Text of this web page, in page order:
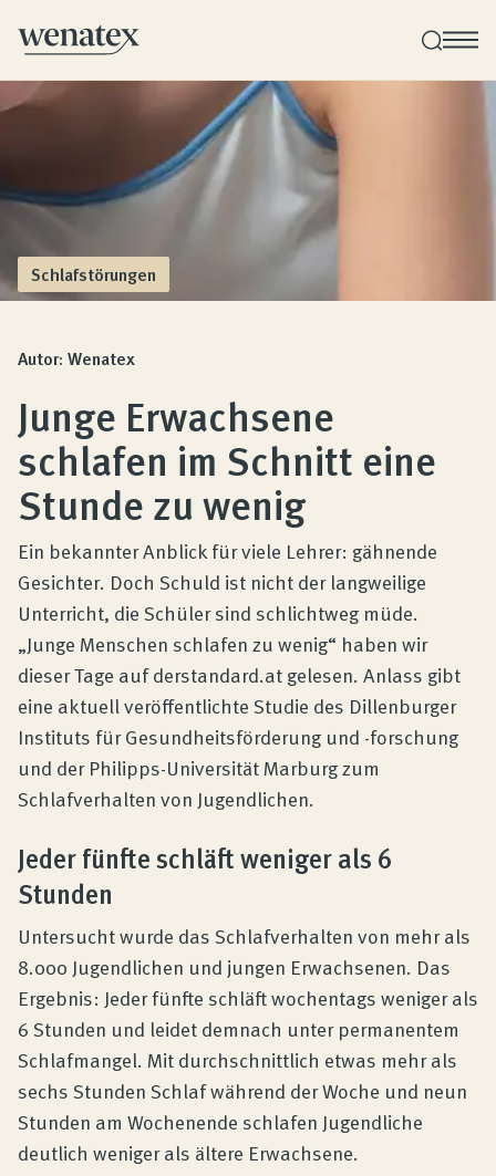
Wenatex Schlafberatung
Produktberatung zu Hause, im Store oder online!
Produkte
Qualität und Garantie
Kundenbewertungen
Produktberatung
Unternehmen
Kontakt
Magazin
Schlafstörungen
Autor: Wenatex
Junge Erwachsene
schlafen im Schnitt eine
Stunde zu wenig
Ein bekannter Anblick für viele Lehrer: gähnende
Gesichter. Doch Schuld ist nicht der langweilige
Unterricht, die Schüler sind schlichtweg müde.
„Junge Menschen schlafen zu wenig“ haben wir
dieser Tage auf derstandard.at gelesen. Anlass gibt
eine aktuell veröffentlichte Studie des Dillenburger
Instituts für Gesundheitsförderung und -forschung
und der Philipps-Universität Marburg zum
Schlafverhalten von Jugendlichen.
Jeder fünfte schläft weniger als 6
Stunden
Untersucht wurde das Schlafverhalten von mehr als
8.000 Jugendlichen und jungen Erwachsenen. Das
Ergebnis: Jeder fünfte schläft wochentags weniger als
6 Stunden und leidet demnach unter permanentem
Schlafmangel. Mit durchschnittlich etwas mehr als
sechs Stunden Schlaf während der Woche und neun
Stunden am Wochenende schlafen Jugendliche
deutlich weniger als ältere Erwachsene.